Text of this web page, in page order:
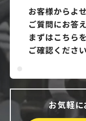
お気軽